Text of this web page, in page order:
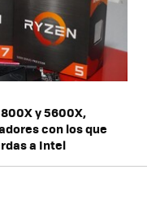
y 5600X,
con los que
a Intel